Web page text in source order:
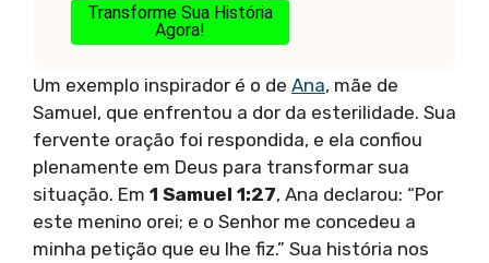
Transforme Sua História
Agora!
Um exemplo inspirador é o de Ana, mãe de
Samuel, que enfrentou a dor da esterilidade. Sua
fervente oração foi respondida, e ela confiou
plenamente em Deus para transformar sua
situação. Em 1 Samuel 1:27, Ana declarou: “Por
este menino orei; e o Senhor me concedeu a
minha petição que eu lhe fiz.” Sua história nos